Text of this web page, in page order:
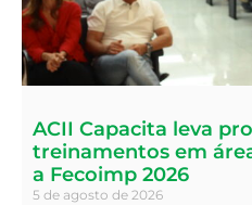
ACII Capacita leva
treinamentos em
a Fecoimp 2026
5 de agosto de 2026